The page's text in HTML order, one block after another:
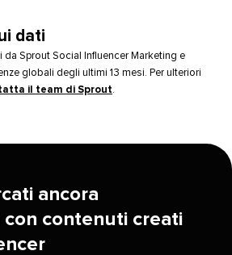
dati​​
Sprout Social Influencer Marketing e
globali degli ultimi 13 mesi. Per ulteriori
il team di Sprout.​​
ancora
contenuti creati